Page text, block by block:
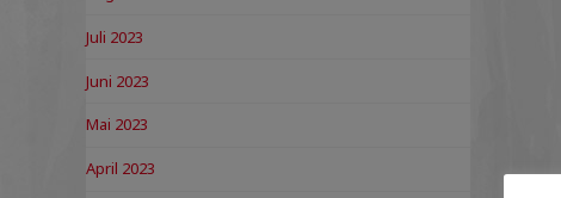
Juli 2023
Juni 2023
Mai 2023
April 2023